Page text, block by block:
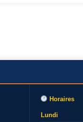
Horaires
Lundi